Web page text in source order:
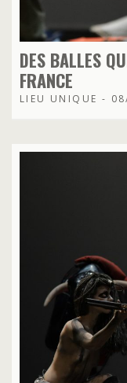
DES BALLES
FRANCE
LIEU UNIQUE -